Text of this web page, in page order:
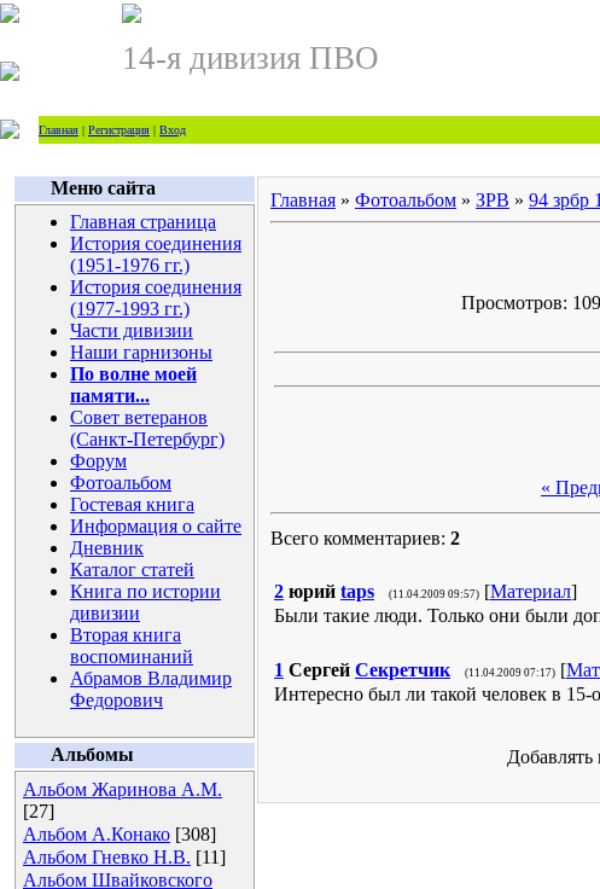
14-я дивизия ПВО
Главная | Регистрация | Вход
Меню сайта
Главная страница
История соединения
(1951-1976 гг.)
История соединения
(1977-1993 гг.)
Части дивизии
Наши гарнизоны
По волне моей
памяти...
Совет ветеранов
(Санкт-Петербург)
Форум
Фотоальбом
Гостевая книга
Информация о сайте
Дневник
Каталог статей
Книга по истории
дивизии
Вторая книга
воспоминаний
Абрамов Владимир
Федорович
Альбомы
Альбом Жаринова А.М.
[27]
Альбом А.Конако [308]
Альбом Гневко Н.В. [11]
Альбом Швайковского
Главная » Фотоальбом » ЗРВ » 94 зрбр
Просмотров:
«
Всего комментариев: 2
2 юрий taps (11.04.2009 09:57) [Материал]
Были такие люди. Только они были
1 Сергей Секретчик (11.04.2009 07:17) [
Интересно был ли такой человек в 15-
Добавлять